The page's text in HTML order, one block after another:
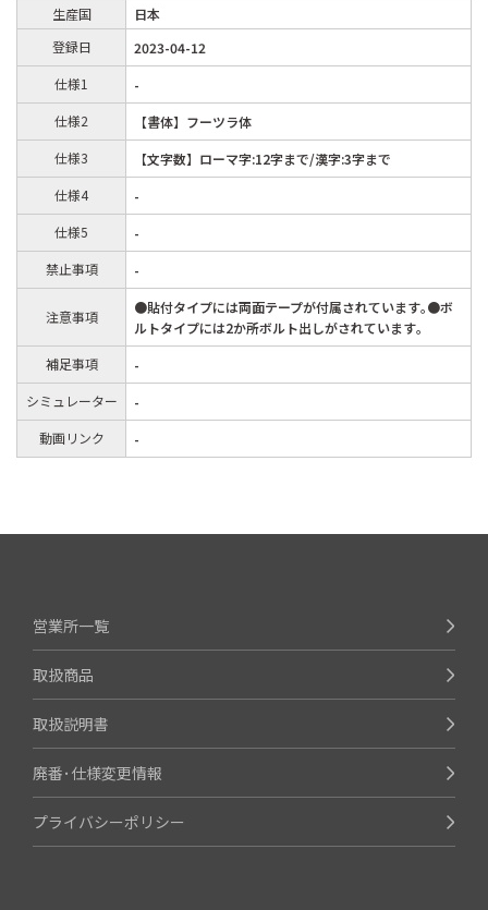
生産国
日本
登録日
2023-04-12
仕様1
-
仕様2
【書体】フーツラ体
仕様3
【文字数】ローマ字:12字まで/漢字:3字まで
仕様4
-
仕様5
-
禁止事項
-
注意事項
●貼付タイプには両面テープが付属されています｡●ボ
ルトタイプには2か所ボルト出しがされています｡
補足事項
-
シミュレーター
-
動画リンク
-
営業所一覧
取扱商品
取扱説明書
廃番･仕様変更情報
プライバシーポリシー